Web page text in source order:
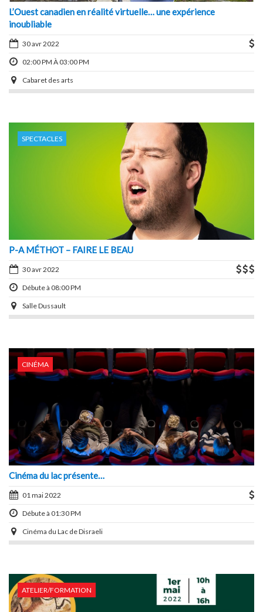
L’Ouest canadien en réalité virtuelle… une expérience
inoubliable
30 avr 2022
02:00 PM À 03:00 PM
Cabaret des arts
SPECTACLES
P-A MÉTHOT – FAIRE LE BEAU
30 avr 2022
Débute à 08:00 PM
Salle Dussault
CINÉMA
Cinéma du lac présente…
01 mai 2022
Débute à 01:30 PM
Cinéma du Lac de Disraeli
ATELIER/FORMATION